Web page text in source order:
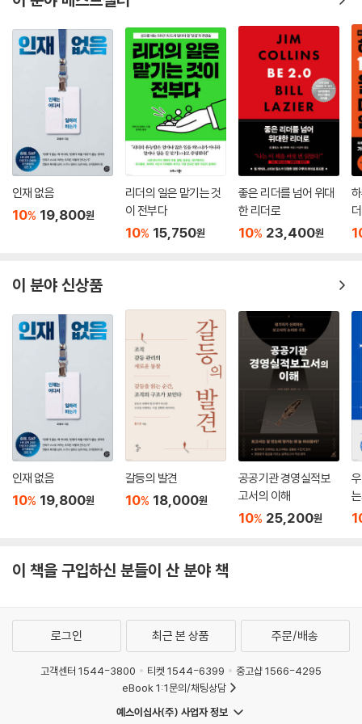
지상 최고 조직 NASA의
조직 문화 인사이트
“대부분 조직이 효과가 있었던 리더십을 세세하게 분석하기보다는
그저 되풀이하는 식으로 구성원을 가르치며 성장을 도모한다.” _p.334
대다수 조직은 실패를 꺼리고 변화를 싫어한다. 그러나 나사는 매 순간 위
험 부담이 큰 환경에서 살아남기 위해서라도 어쩔 수 없이 변화해야만 했
다. 세상에 나사만큼 온갖 산전수전을 겪은 조직이 과연 존재할까? 나사에
는 변화와 혁신의 순간마다 항상 뛰어난 리더십과 팔로워십이 있었다. 이
저자 데이브 윌리엄스는 캐나다 출신의 우주비행사로서, 우주에 직접 두
번이나 다녀온 베테랑이다. 미국의 모든 유인 우주 계획을 총괄하는 존슨
우주 센터에서 근무했고, 우주 및 생명과학부(SLSD)의 책임자를 역임했
다. 우주비행사 은퇴 이후에는 캐나다 지역건강센터의 대표이자 CEO로
근무하며 직원 4,500명을 직접 이끌었다.
윌리엄스는 나사에서 일하며 역사의 산증인들을 직접 만났고, 본인 자신이
나사의 위대한 리더로 활동했다. 그들의 생생한 이야기와 인터뷰, 60년 비
하인드 히스토리가 우주 전문 칼럼니스트 엘리자베스 하월과 만나 흥미진
진한 스토리텔링으로 재탄생했다. 지상 최고 조직의 비밀이 궁금한가? 바
로 여기서 나사만의 일하는 방식과 인사이트를 만나보자.
직하게 자신의 의견을 개진할 수 있으며, 실패했을 때는 객관적으로 분석
하고 새로운 문화를 창조하려는 노력. 바로 이것이 책을 읽으며 나사에서
찾은 ‘리더십 모멘트’다. 어쩌면 나사는 높은 비전과 함께 위기 상황에서 거
듭된 피드백을 통해 지금의 조직과 성공을 만들어왔을지도 모른다. 이 책
은 성공을 꿈꾸기만 하는 사람들에게 ‘달성하기 어려운 큰 목표를 설정하
고, 노력하고, 실패하는 과정에서 얻을 수 있는 피드백이 성공의 지름길임
을 알게 해주는 책’이 될 듯하다. 더불어, 그 과정에서 모두의 생각과 의견
을 솔직하게 공유할 수 있는 조직 문화를 만들어가는 것이 중요하다는 사
실을 나사의 성장 과정을 통해 다시 한번 깨달을 수 있었다.
- 백종화 (리더십 코치, 그로플 대표, 『요즘 팀장은 이렇게 일합니다』 저자)
인재 없음
10% 19,800원
리더의 일은 맡기는 것
이 전부다
10% 15,750원
좋은 리더를 넘어 위대
한 리더로
10% 23,400원
이 분야 신상품
인재 없음
10% 19,800원
갈등의 발견
10% 18,000원
공공기관 경영실적보
고서의 이해
10% 25,200원
이 책을 구입하신 분들이 산 분야 책
로그인 최근 본 상품 주문/배송
고객센터 1544-3800 티켓 1544-6399
중고샵 1566-4295
eBook 1:1문의/채팅상담
예스이십사(주) 사업자 정보